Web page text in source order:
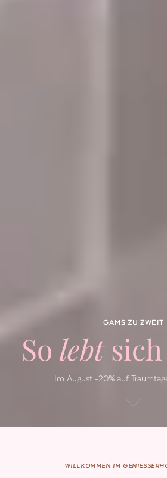
GAMS ZU ZWEIT
So lebtsich
Im August -20% auf
WILLKOMMEN IM